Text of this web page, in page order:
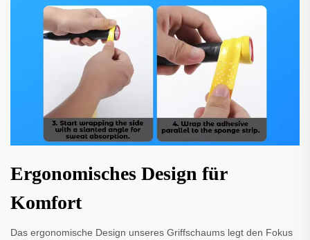
Ergonomisches Design für
Komfort
Das ergonomische Design unseres Griffschaums legt den Fokus